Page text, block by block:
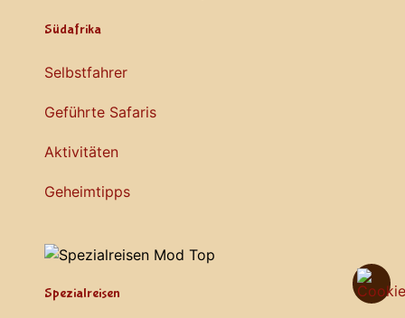
Südafrika
Selbstfahrer
Geführte Safaris
Aktivitäten
Geheimtipps
Spezialreisen